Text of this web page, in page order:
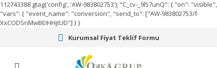
112743388 gtag('config', 'AW-983802753'); "C_cv-_9l57unQ": { "on": "visible",
"vars": { "event_name": "conversion", "send_to": ["AW-983802753/f-
XxCODSnMwBEIHHjtUD"] } }
Kurumsal Fiyat Teklif Formu